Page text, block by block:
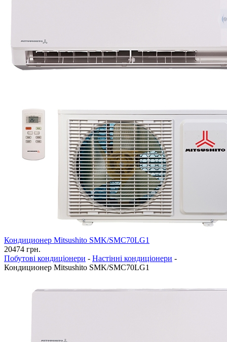
Кондиционер Mitsushito SMK/SMC70LG1
20474 грн.
Побутові кондиціонери - Настінні кондиціонери -
Кондиционер Mitsushito SMK/SMC70LG1